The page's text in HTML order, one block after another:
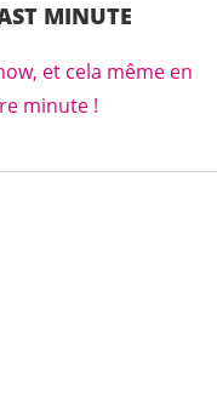
MINUTE
et cela même en
minute !